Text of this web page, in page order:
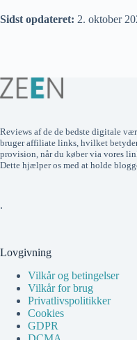
Sidst opdateret: 2. oktober
Reviews af de de bedste digitale
bruger affiliate links, hvilket
provision, når du køber via vores
Dette hjælper os med at holde
.
Lovgivning
Vilkår og betingelser
Vilkår for brug
Privatlivspolitikker
Cookies
GDPR